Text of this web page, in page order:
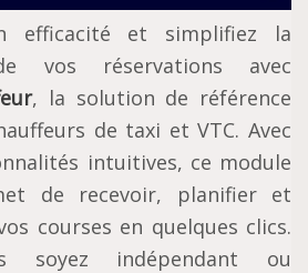
efficacité et simplifiez la
vos réservations avec
, la solution de référence
de taxi et VTC. Avec
intuitives, ce module
de recevoir, planifier et
courses en quelques clics.
soyez indépendant ou